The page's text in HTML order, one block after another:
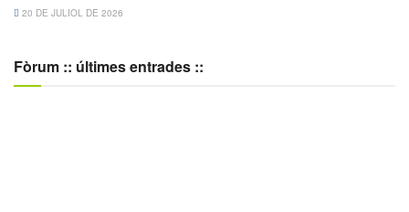
20 DE JULIOL DE 2026
Fòrum :: últimes entrades ::